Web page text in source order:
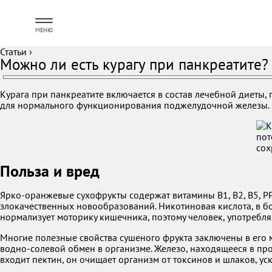
МЕНЮ
Статьи ›
Можно ли есть курагу при панкреатите?
Курага при панкреатите включается в состав лечебной
для нормального функционирования поджелудочной железы.
Польза и вред
Ярко-оранжевые сухофрукты содержат витамины В1, В2, В5,
злокачественных новообразований. Никотиновая кислота, в
нормализует моторику кишечника, поэтому человек,
Многие полезные свойства сушеного фрукта заключены в
водно-солевой обмен в организме. Железо, находящееся в
входит пектин, он очищает организм от токсинов и шлаков,